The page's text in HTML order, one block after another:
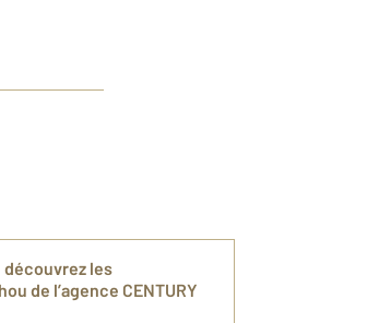
découvrez les
de l’agence CENTURY